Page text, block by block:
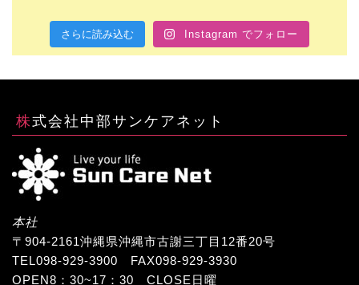
さらに読み込む Instagram でフォロー
株式会社中部サンケアネット
本社
〒904-2161沖縄県沖縄市古謝三丁目12番20号
TEL098-929-3900 FAX098-929-3930
OPEN8：30~17：30 CLOSE日曜